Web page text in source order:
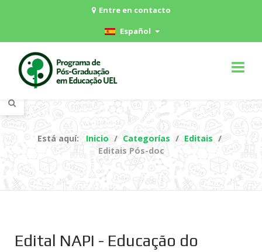
Entre en contacto
Español
Está aquí: Inicio Categorías
Editais
Editais Pós-doc
Edital NAPI - Educação do